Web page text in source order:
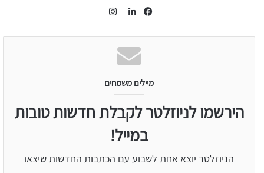
מיילים משמחים
הירשמו לניוזלטר לקבלת חדשות טובות
במייל!
הניוזלטר יוצא אחת לשבוע עם הכתבות החדשות שיצאו